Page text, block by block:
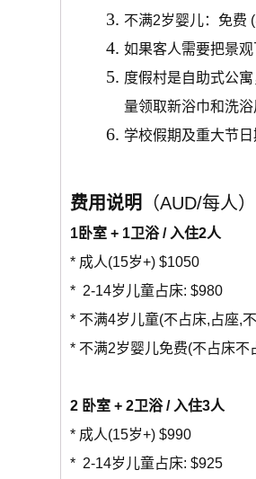
不满2岁婴儿：免费
如果客人需要把景
度假村是自助式公
量领取新浴巾和洗
学校假期及重大节
费用说明 （AUD/每人）
1卧室 + 1卫浴 / 入住2人
* 成人(15岁+) $1050
* 2-14岁儿童占床: $980
* 不满4岁儿童(不占床,占座,
* 不满2岁婴儿免费(不占床不
2 卧室 + 2卫浴 / 入住3人
* 成人(15岁+) $990
* 2-14岁儿童占床: $925